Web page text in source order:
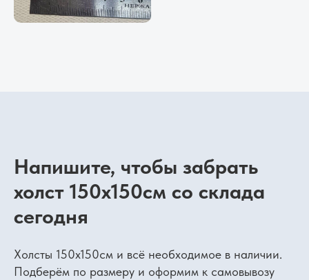
Напишите, чтобы забрать
холст 150х150см со склада
сегодня
Холсты 150х150см и всё необходимое в наличии.
Подберём по размеру и оформим к самовывозу